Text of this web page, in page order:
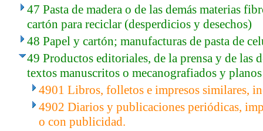
47 Pasta de madera o de las demás materias
cartón para reciclar (desperdicios y desechos)
48 Papel y cartón; manufacturas de pasta de
49 Productos editoriales, de la prensa y de las
textos manuscritos o mecanografiados y planos
4901 Libros, folletos e impresos similares,
4902 Diarios y publicaciones periódicas,
o con publicidad.